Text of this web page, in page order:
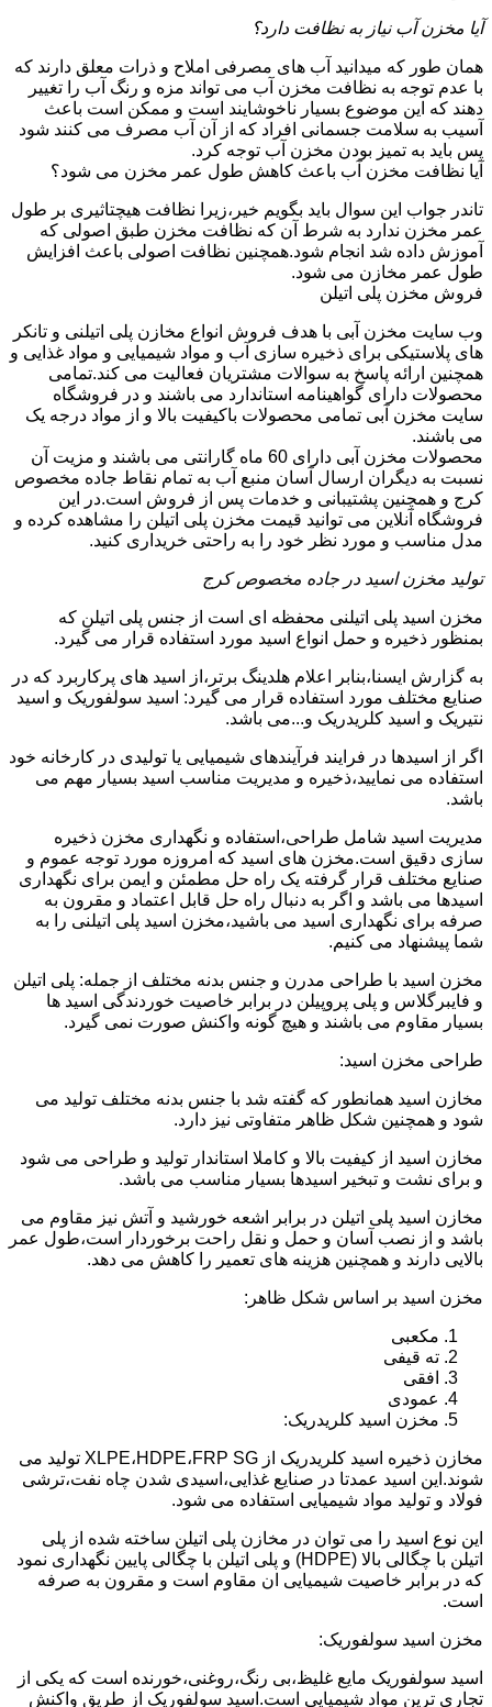
آیا مخزن آب نیاز به نظافت دارد؟
همان طور که میدانید آب های مصرفی املاح و ذرات معلق دارند که
با عدم توجه به نظافت مخزن آب می تواند مزه و رنگ آب را تغییر
دهند که این موضوع بسیار ناخوشایند است و ممکن است باعث
آسیب به سلامت جسمانی افراد که از آن آب مصرف می کنند شود
پس باید به تمیز بودن مخزن آب توجه کرد.
آیا نظافت مخزن آب باعث کاهش طول عمر مخزن می شود؟
تاندر جواب این سوال باید بگویم خیر،زیرا نظافت هیچتاثیری بر طول
عمر مخزن ندارد به شرط آن که نظافت مخزن طبق اصولی که
آموزش داده شد انجام شود.همچنین نظافت اصولی باعث افزایش
طول عمر مخازن می شود.
فروش مخزن پلی اتیلن
وب سایت مخزن آبی با هدف فروش انواع مخازن پلی اتیلنی و تانکر
های پلاستیکی برای ذخیره سازی آب و مواد شیمیایی و مواد غذایی و
همچنین ارائه پاسخ به سوالات مشتریان فعالیت می کند.تمامی
محصولات دارای گواهینامه استاندارد می باشند و در فروشگاه
سایت مخزن آبی تمامی محصولات باکیفیت بالا و از مواد درجه یک
می باشند.
محصولات مخزن آبی دارای 60 ماه گارانتی می باشند و مزیت آن
نسبت به دیگران ارسال آسان منبع آب به تمام نقاط جاده مخصوص
کرج و همچنین پشتیبانی و خدمات پس از فروش است.در این
فروشگاه آنلاین می توانید قیمت مخزن پلی اتیلن را مشاهده کرده و
مدل مناسب و مورد نظر خود را به راحتی خریداری کنید.
تولید مخزن اسید در جاده مخصوص کرج
مخزن اسید پلی اتیلنی محفظه ای است از جنس پلی اتیلن که
بمنظور ذخیره و حمل انواع اسید مورد استفاده قرار می گیرد.
به گزارش ایسنا،بنابر اعلام هلدینگ برتر،از اسید های پرکاربرد که در
صنایع مختلف مورد استفاده قرار می گیرد: اسید سولفوریک و اسید
نتیریک و اسید کلریدریک و...می باشد.
اگر از اسیدها در فرایند فرآیندهای شیمیایی یا تولیدی در کارخانه خود
استفاده می نمایید،ذخیره و مدیریت مناسب اسید بسیار مهم می
باشد.
مدیریت اسید شامل طراحی،استفاده و نگهداری مخزن ذخیره
سازی دقیق است.مخزن های اسید که امروزه مورد توجه عموم و
صنایع مختلف قرار گرفته یک راه حل مطمئن و ایمن برای نگهداری
اسیدها می باشد و اگر به دنبال راه حل قابل اعتماد و مقرون به
صرفه برای نگهداری اسید می باشید،مخزن اسید پلی اتیلنی را به
شما پیشنهاد می کنیم.
مخزن اسید با طراحی مدرن و جنس بدنه مختلف از جمله: پلی اتیلن
و فایبرگلاس و پلی پروپیلن در برابر خاصیت خوردندگی اسید ها
بسیار مقاوم می باشند و هیچ گونه واکنش صورت نمی گیرد.
طراحی مخزن اسید:
مخازن اسید همانطور که گفته شد با جنس بدنه مختلف تولید می
شود و همچنین شکل ظاهر متفاوتی نیز دارد.
مخازن اسید از کیفیت بالا و کاملا استاندار تولید و طراحی می شود
و برای نشت و تبخیر اسیدها بسیار مناسب می باشد.
مخازن اسید پلی اتیلن در برابر اشعه خورشید و آتش نیز مقاوم می
باشد و از نصب آسان و حمل و نقل راحت برخوردار است،طول عمر
بالایی دارند و همچنین هزینه های تعمیر را کاهش می دهد.
مخزن اسید بر اساس شکل ظاهر:
مکعبی
ته قیفی
افقی
عمودی
مخزن اسید کلریدریک:
مخازن ذخیره اسید کلریدریک از XLPE،HDPE،FRP SG تولید می
شوند.این اسید عمدتا در صنایع غذایی،اسیدی شدن چاه نفت،ترشی
فولاد و تولید مواد شیمیایی استفاده می شود.
این نوع اسید را می توان در مخازن پلی اتیلن ساخته شده از پلی
اتیلن با چگالی بالا (HDPE) و پلی اتیلن با چگالی پایین نگهداری نمود
که در برابر خاصیت شیمیایی ان مقاوم است و مقرون به صرفه
است.
مخزن اسید سولفوریک:
اسید سولفوریک مایع غلیظ،بی رنگ،روغنی،خورنده است که یکی از
تجاری ترین مواد شیمیایی است.اسید سولفوریک از طریق واکنش